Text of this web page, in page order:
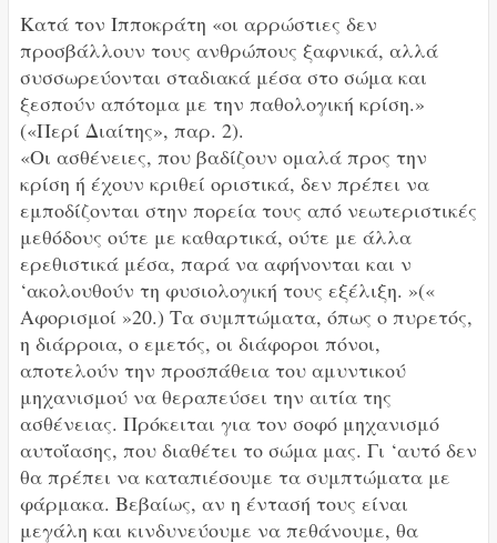
Κατά τον Ιπποκράτη «οι αρρώστιες δεν
προσβάλλουν τους ανθρώπους ξαφνικά, αλλά
συσσωρεύονται σταδιακά μέσα στο σώμα και
ξεσπούν απότομα με την παθολογική κρίση.»
(«Περί Διαίτης», παρ. 2).
«Οι ασθένειες, που βαδίζουν ομαλά προς την
κρίση ή έχουν κριθεί οριστικά, δεν πρέπει να
εμποδίζονται στην πορεία τους από νεωτεριστικές
μεθόδους ούτε με καθαρτικά, ούτε με άλλα
ερεθιστικά μέσα, παρά να αφήνονται και ν
‘ακολουθούν τη φυσιολογική τους εξέλιξη. »(«
Αφορισμοί »20.) Τα συμπτώματα, όπως ο πυρετός,
η διάρροια, ο εμετός, οι διάφοροι πόνοι,
αποτελούν την προσπάθεια του αμυντικού
μηχανισμού να θεραπεύσει την αιτία της
ασθένειας. Πρόκειται για τον σοφό μηχανισμό
αυτοΐασης, που διαθέτει το σώμα μας. Γι ‘αυτό δεν
θα πρέπει να καταπιέσουμε τα συμπτώματα με
φάρμακα. Βεβαίως, αν η έντασή τους είναι
μεγάλη και κινδυνεύουμε να πεθάνουμε, θα